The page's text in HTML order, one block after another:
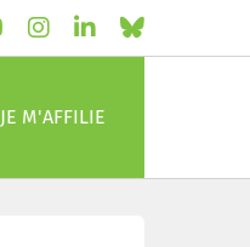
JE M'AFFILIE